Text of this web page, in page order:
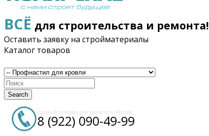
ВСЁ для строительства и ремонта!
Оставить заявку на стройматериалы
Каталог товаров
Search
единый телефон для звонков по России:
8 (922) 090-49-99